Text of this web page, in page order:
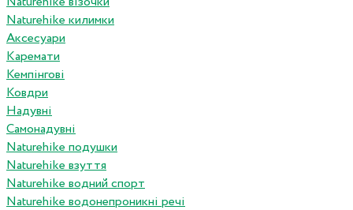
Naturehike килимки
Аксесуари
Каремати
Кемпінгові
Ковдри
Надувні
Самонадувні
Naturehike подушки
Naturehike взуття
Naturehike водний спорт
Naturehike водонепроникні речі